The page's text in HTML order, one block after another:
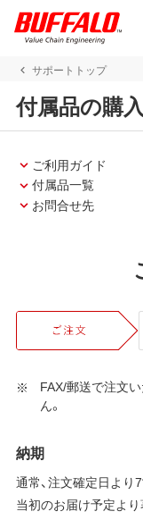
サポートトップ
付属品の購入
ご利用ガイド
付属品一覧
お問合せ先
FAX/郵送で注文
ん。
納期
通常、注文確定日より
当初のお届け予定よ